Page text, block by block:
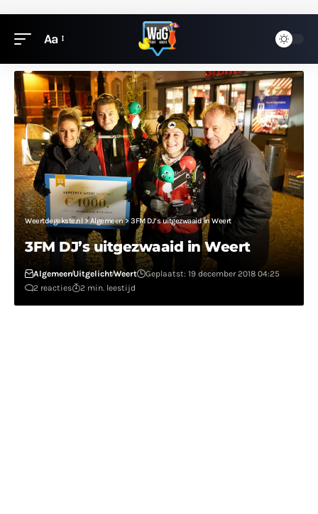
Aa
Weertdegekste.nl >Algemeen>3FM DJ’s uitgezwaaid in Weert
3FM DJ’s uitgezwaaid in Weert
AlgemeenUitgelichtWeert
Geplaatst: 19 december 2018 04:25
2 reacties
2 min. leestijd